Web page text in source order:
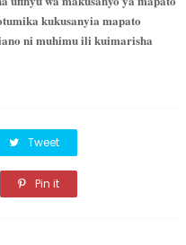
kukusanyia mapato
ni muhimu ili kuimarisha
Tweet
Pin it